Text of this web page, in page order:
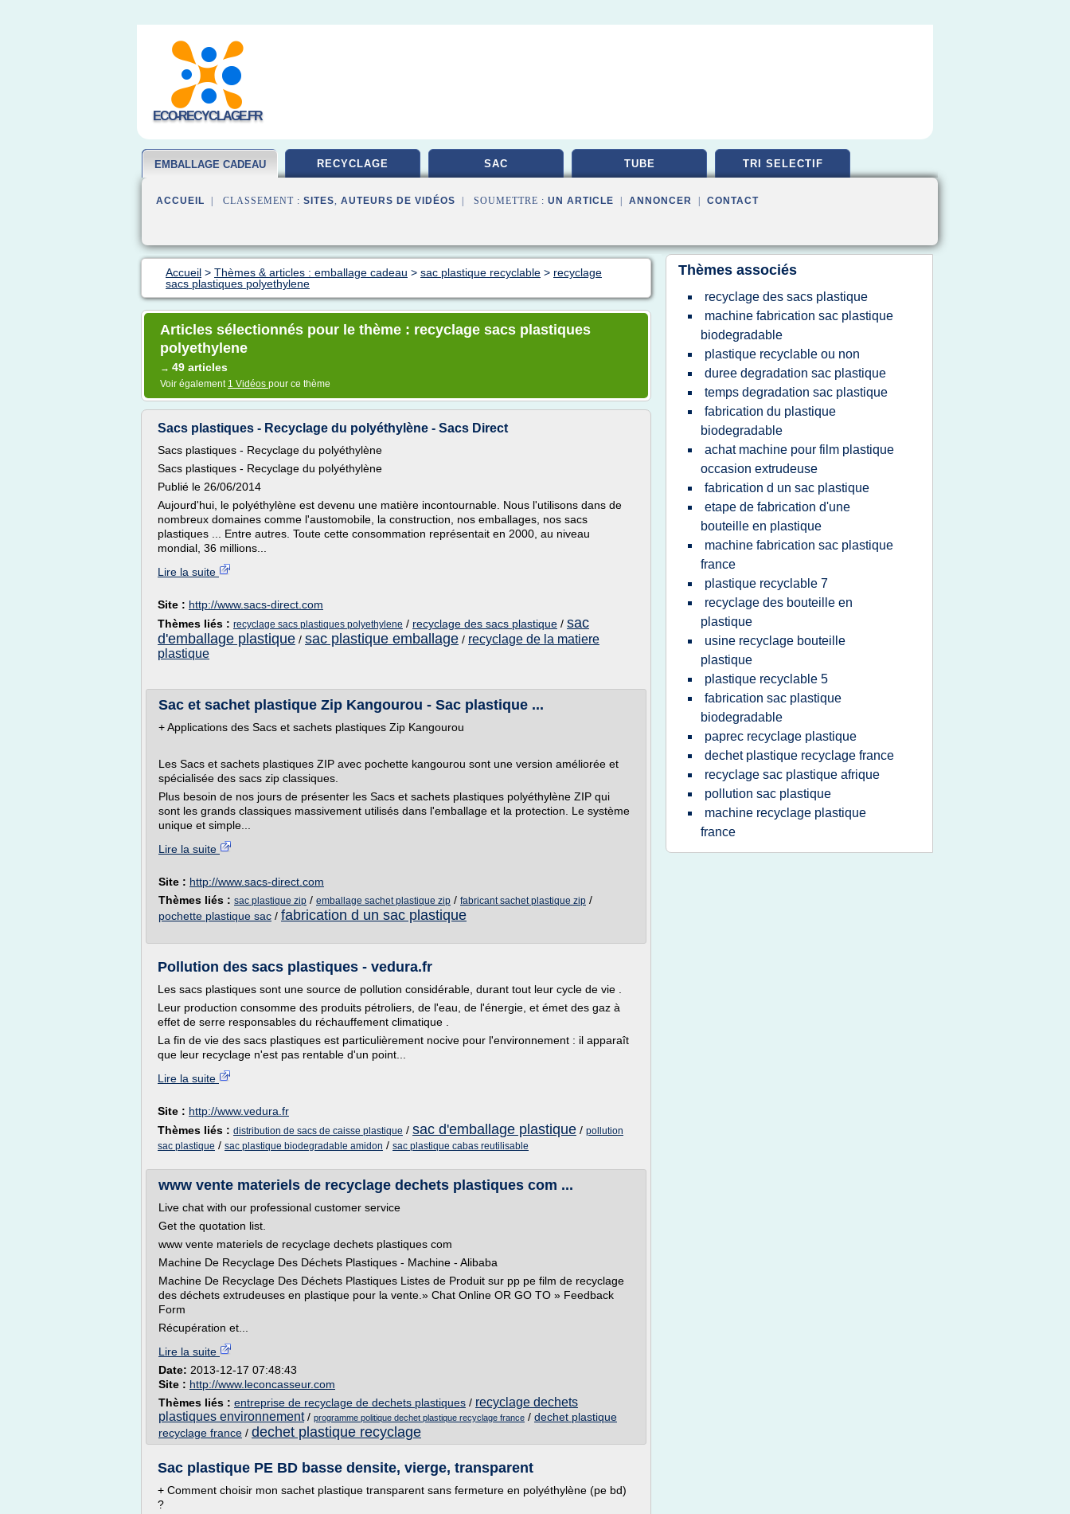
ECO-RECYCLAGE.FR
EMBALLAGE CADEAU RECYCLAGE SAC TUBE TRI SELECTIF
ACCUEIL | CLASSEMENT : SITES, AUTEURS DE VIDÉOS | SOUMETTRE : UN ARTICLE ANNONCER CONTACT
Accueil > Thèmes & articles : emballage cadeau > sac plastique recyclable > recyclage
sacs plastiques polyethylene
Articles sélectionnés pour le thème : recyclage sacs plastiques
polyethylene
→ 49 articles
Voir également 1 Vidéos pour ce thème
Sacs plastiques - Recyclage du polyéthylène - Sacs Direct
Sacs plastiques - Recyclage du polyéthylène
Sacs plastiques - Recyclage du polyéthylène
Publié le 26/06/2014
Aujourd'hui, le polyéthylène est devenu une matière incontournable. Nous l'utilisons dans de
nombreux domaines comme l'austomobile, la construction, nos emballages, nos sacs
plastiques ... Entre autres. Toute cette consommation représentait en 2000, au niveau
mondial, 36 millions...
Lire la suite
Site : http://www.sacs-direct.com
Thèmes liés : recyclage sacs plastiques polyethylene / recyclage des sacs plastique / sac
d'emballage plastique / sac plastique emballage / recyclage de la matiere
plastique
Sac et sachet plastique Zip Kangourou - Sac plastique ...
+ Applications des Sacs et sachets plastiques Zip Kangourou
Les Sacs et sachets plastiques ZIP avec pochette kangourou sont une version améliorée et
spécialisée des sacs zip classiques.
Plus besoin de nos jours de présenter les Sacs et sachets plastiques polyéthylène ZIP qui
sont les grands classiques massivement utilisés dans l'emballage et la protection. Le système
unique et simple...
Lire la suite
Site : http://www.sacs-direct.com
Thèmes liés : sac plastique zip / emballage sachet plastique zip / fabricant sachet plastique zip /
pochette plastique sac / fabrication d un sac plastique
Pollution des sacs plastiques - vedura.fr
Les sacs plastiques sont une source de pollution considérable, durant tout leur cycle de vie .
Leur production consomme des produits pétroliers, de l'eau, de l'énergie, et émet des gaz à
effet de serre responsables du réchauffement climatique .
La fin de vie des sacs plastiques est particulièrement nocive pour l'environnement : il apparaît
que leur recyclage n'est pas rentable d'un point...
Lire la suite
Site : http://www.vedura.fr
Thèmes liés : distribution de sacs de caisse plastique / sac d'emballage plastique / pollution
sac plastique / sac plastique biodegradable amidon / sac plastique cabas reutilisable
www vente materiels de recyclage dechets plastiques com ...
Live chat with our professional customer service
Get the quotation list.
www vente materiels de recyclage dechets plastiques com
Machine De Recyclage Des Déchets Plastiques - Machine - Alibaba
Machine De Recyclage Des Déchets Plastiques Listes de Produit sur pp pe film de recyclage
des déchets extrudeuses en plastique pour la vente.» Chat Online OR GO TO » Feedback
Form
Récupération et...
Lire la suite
Date: 2013-12-17 07:48:43
Site : http://www.leconcasseur.com
Thèmes liés : entreprise de recyclage de dechets plastiques / recyclage dechets
plastiques environnement/ programme politique dechet plastique recyclage france / dechet plastique
recyclage france / dechet plastique recyclage
Sac plastique PE BD basse densite, vierge, transparent
+ Comment choisir mon sachet plastique transparent sans fermeture en polyéthylène (pe bd)
?
Thèmes associés
recyclage des sacs plastique
machine fabrication sac plastique
biodegradable
plastique recyclable ou non
duree degradation sac plastique
temps degradation sac plastique
fabrication du plastique
biodegradable
achat machine pour film plastique
occasion extrudeuse
fabrication d un sac plastique
etape de fabrication d'une
bouteille en plastique
machine fabrication sac plastique
france
plastique recyclable 7
recyclage des bouteille en
plastique
usine recyclage bouteille
plastique
plastique recyclable 5
fabrication sac plastique
biodegradable
paprec recyclage plastique
dechet plastique recyclage france
recyclage sac plastique afrique
pollution sac plastique
machine recyclage plastique
france